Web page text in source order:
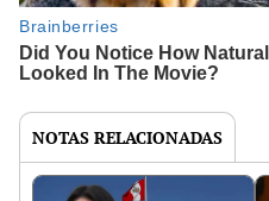
NOTAS RELACIONADAS